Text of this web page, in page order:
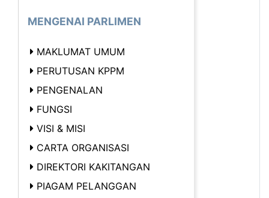
MENGENAI PARLIMEN
MAKLUMAT UMUM
PERUTUSAN KPPM
PENGENALAN
FUNGSI
VISI & MISI
CARTA ORGANISASI
DIREKTORI KAKITANGAN
PIAGAM PELANGGAN